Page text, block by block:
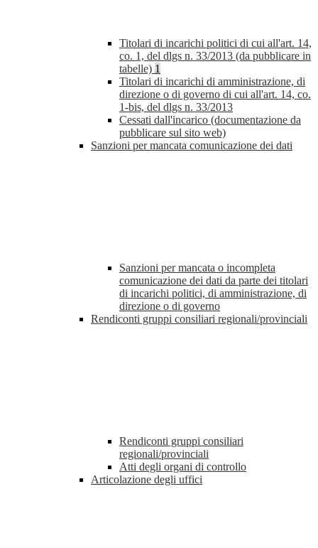
Titolari di incarichi politici di cui all'art. 14,
co. 1, del dlgs n. 33/2013 (da pubblicare in
tabelle) 1
Titolari di incarichi di amministrazione, di
direzione o di governo di cui all'art. 14, co.
1-bis, del dlgs n. 33/2013
Cessati dall'incarico (documentazione da
pubblicare sul sito web)
Sanzioni per mancata comunicazione dei dati
Sanzioni per mancata o incompleta
comunicazione dei dati da parte dei titolari
di incarichi politici, di amministrazione, di
direzione o di governo
Rendiconti gruppi consiliari regionali/provinciali
Rendiconti gruppi consiliari
regionali/provinciali
Atti degli organi di controllo
Articolazione degli uffici